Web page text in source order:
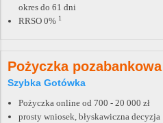
okres do 61 dni
RRSO 0% 1
Pożyczka pozabankowa
Szybka Gotówka
Pożyczka online od 700 - 20 000 zł
prosty wniosek, błyskawiczna decyzja